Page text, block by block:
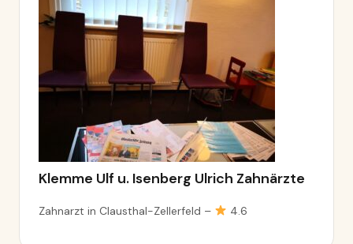
Klemme Ulf u. Isenberg Ulrich Zahnärzte
Zahnarzt in Clausthal-Zellerfeld – 4.6